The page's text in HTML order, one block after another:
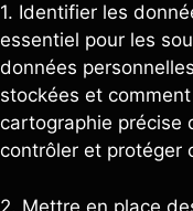
1. Identifier les
essentiel pour les
données
stockées et
cartographie précise
contrôler et protéger
2. Mettre en place